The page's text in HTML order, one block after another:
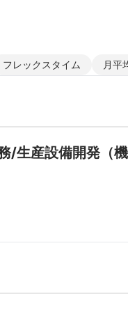
フレックスタイム 月平
/生産設備開発（